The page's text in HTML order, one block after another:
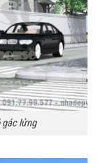
gác lửng